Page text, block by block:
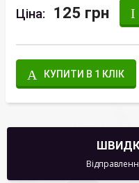
Ціна: 125 грн
КУПИТИ В 1 КЛІК